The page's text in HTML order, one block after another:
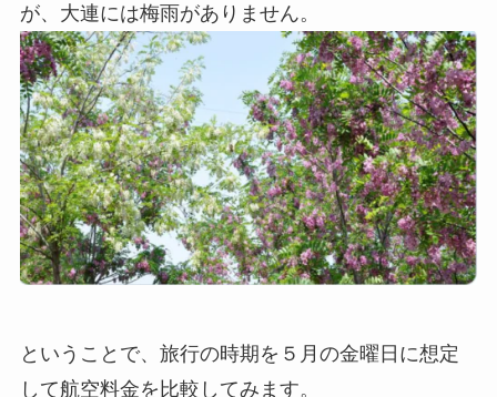
が、大連には梅雨がありません。
ということで、旅行の時期を５月の金曜日に想定
して航空料金を比較してみます。